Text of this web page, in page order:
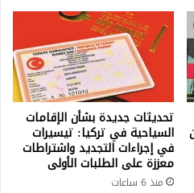
تحديثات جديدة بشأن الإقامات
السياحية في تركيا: تيسيرات
في إجراءات التجديد واشتراطات
معززة على الطلبات الأولى
منذ 6 ساعات